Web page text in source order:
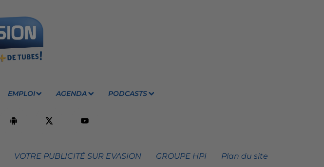
EMPLOI AGENDA PODCASTS
VOTRE PUBLICITÉ SUR EVASION GROUPE HPI Plan du site